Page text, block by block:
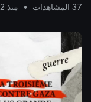
37 المشاهدات
• منذ 2 سنوات